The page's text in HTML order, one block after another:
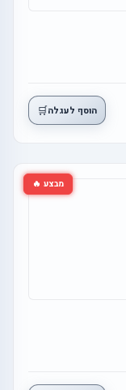
הוסף לעגלה🛒
מבצע 🔥